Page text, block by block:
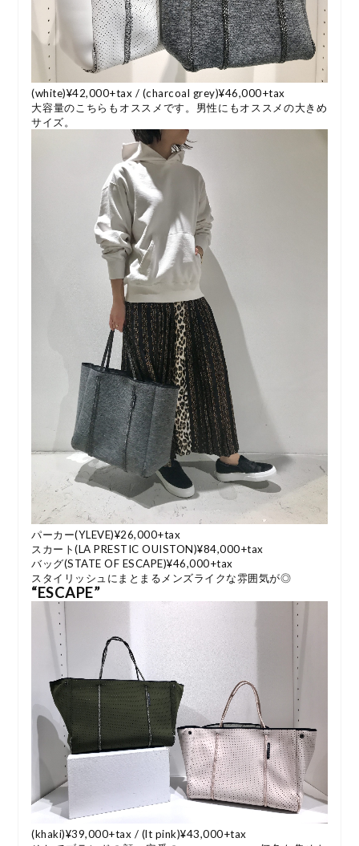
(white)¥42,000+tax / (charcoal grey)¥46,000+tax
大容量のこちらもオススメです。男性にもオススメの大きめ
サイズ。
パーカー(YLEVE)¥26,000+tax
スカート(LA PRESTIC OUISTON)¥84,000+tax
バッグ(STATE OF ESCAPE)¥46,000+tax
スタイリッシュにまとまるメンズライクな雰囲気が◎
“ESCAPE”
(khaki)¥39,000+tax / (lt pink)¥43,000+tax